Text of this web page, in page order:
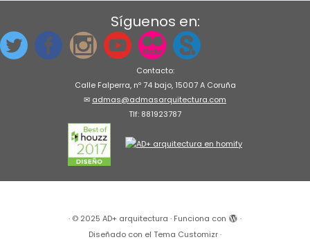
Síguenos en:
Contacto:
Calle Falperra, nº 74 bajo, 15007 A Coruña
✉ admas@admasarquitectura.com
Tlf: 881923787
· © 2025 AD+ arquitectura · Funciona con
·
Diseñado con el Tema Customizr·